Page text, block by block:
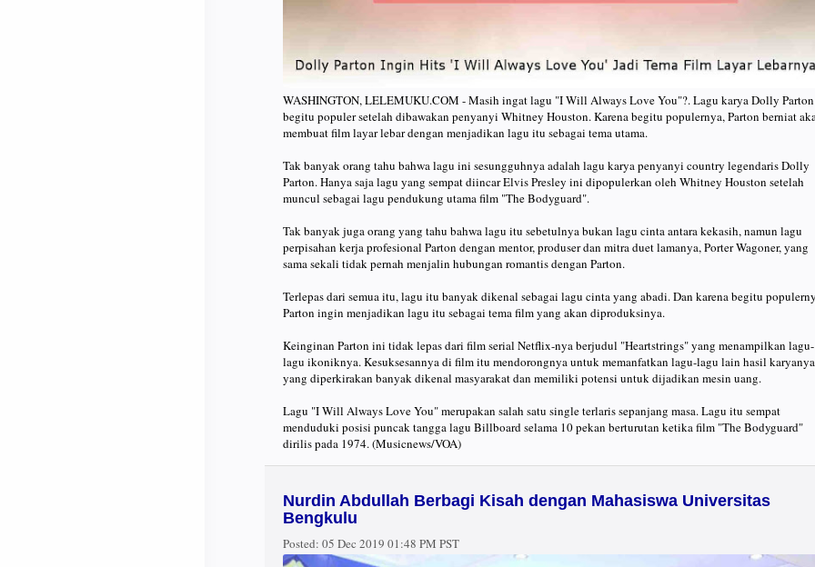
WASHINGTON, LELEMUKU.COM - Masih ingat lagu "I Will Always Love You"?. Lagu karya Dolly
begitu populer setelah dibawakan penyanyi Whitney Houston. Karena begitu populernya, Parton berniat
membuat film layar lebar dengan menjadikan lagu itu sebagai tema utama.
Tak banyak orang tahu bahwa lagu ini sesungguhnya adalah lagu karya penyanyi country legendaris Dolly
Parton. Hanya saja lagu yang sempat diincar Elvis Presley ini dipopulerkan oleh Whitney Houston setelah
muncul sebagai lagu pendukung utama film "The Bodyguard".
Tak banyak juga orang yang tahu bahwa lagu itu sebetulnya bukan lagu cinta antara kekasih, namun lagu
perpisahan kerja profesional Parton dengan mentor, produser dan mitra duet lamanya, Porter Wagoner, yang
sama sekali tidak pernah menjalin hubungan romantis dengan Parton.
Terlepas dari semua itu, lagu itu banyak dikenal sebagai lagu cinta yang abadi. Dan karena begitu
Parton ingin menjadikan lagu itu sebagai tema film yang akan diproduksinya.
Keinginan Parton ini tidak lepas dari film serial Netflix-nya berjudul "Heartstrings" yang menampilkan lagu-
lagu ikoniknya. Kesuksesannya di film itu mendorongnya untuk memanfatkan lagu-lagu lain hasil karyanya
yang diperkirakan banyak dikenal masyarakat dan memiliki potensi untuk dijadikan mesin uang.
Lagu "I Will Always Love You" merupakan salah satu single terlaris sepanjang masa. Lagu itu sempat
menduduki posisi puncak tangga lagu Billboard selama 10 pekan berturutan ketika film "The Bodyguard"
dirilis pada 1974. (Musicnews/VOA)
Nurdin Abdullah Berbagi Kisah dengan Mahasiswa Universitas
Bengkulu
Posted: 05 Dec 2019 01:48 PM PST